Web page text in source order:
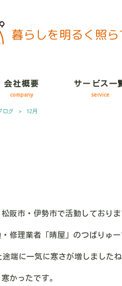
会社概要
company
サービス一
service
ログ > 12月
阪市・伊勢市で活動しておりま
修理業者「晴屋」のつばりゅー
端に一気に寒さが増しましたね
かったです。